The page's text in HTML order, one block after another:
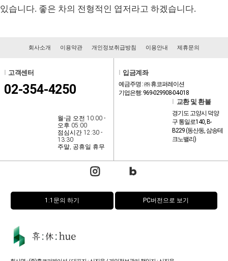
있습니다. 좋은 차의 전형적인 엽저라고 하겠습니다.
회사소개 이용약관 개인정보취급방침 이용안내 제휴문의
고객센터
02-354-4250
월-금 오전 10:00 -
오후 05:00
점심시간 12:30 -
13:30
주말, 공휴일 휴무
입금계좌
예금주명 : ㈜ 휴코퍼레이션
기업은행: 969-029908-04-018
교환 및 환불
경기도 고양시 덕양
구 통일로140, B-
B229 (동산동, 삼송테
크노밸리)
1:1문의 하기 PC버전으로 보기